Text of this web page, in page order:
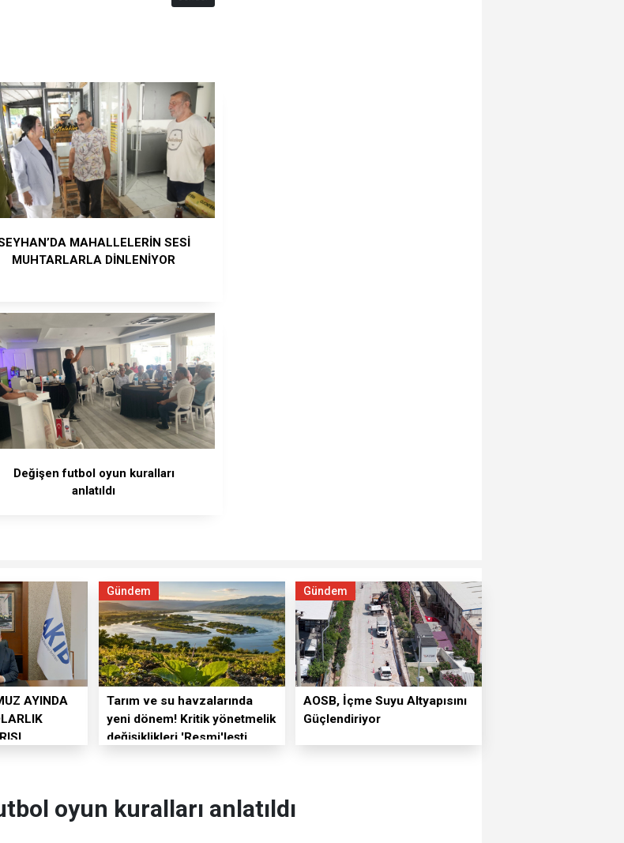
MAHALLELERİN SESİ
MUHTARLARLA DİNLENİYOR
Değişen futbol oyun kuralları
anlatıldı
AYINDA
Gündem
Tarım ve su havzalarında
yeni dönem! Kritik yönetmelik
değişiklikleri 'Resmi'leşti
Gündem
⁠AOSB, İçme Suyu Altyapısını
Güçlendiriyor
oyun kuralları anlatıldı